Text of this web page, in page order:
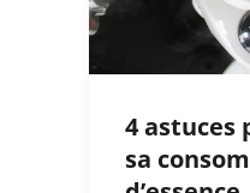
4 astuces
sa